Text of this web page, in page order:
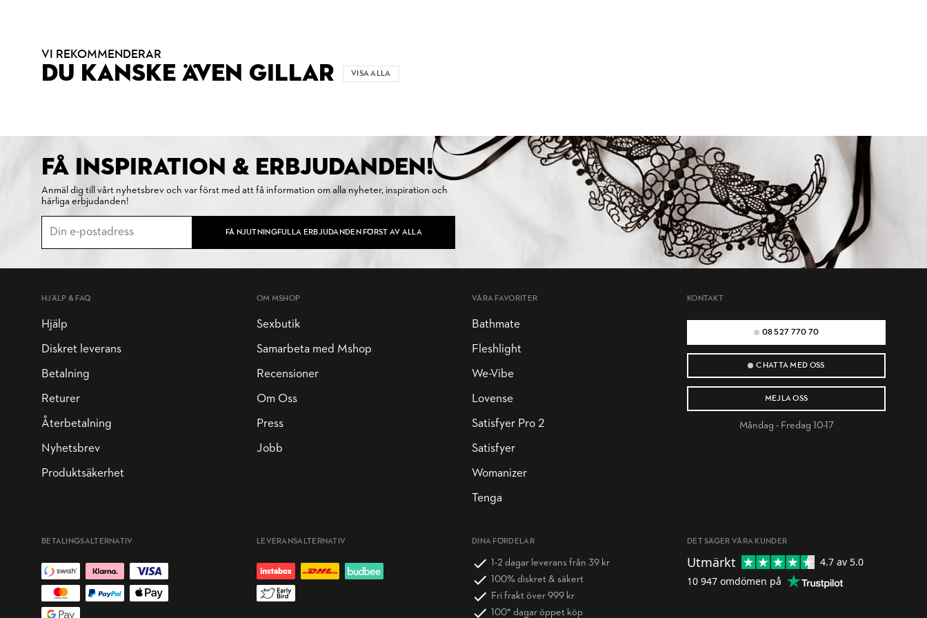
VI REKOMMENDERAR
DU KANSKE ÄVEN GILLAR VISA ALLA
FÅ INSPIRATION & ERBJUDANDEN!
Anmäl dig till vårt nyhetsbrev och var först med att få information om alla nyheter, inspiration och
härliga erbjudanden!
FÅ NJUTNINGFULLA ERBJUDANDEN FÖRST AV ALLA
KONTAKT
08 527 770 70
CHATTA MED OSS
MEJLA OSS
Måndag - Fredag 10-17
HJÄLP & FAQ
Hjälp
Diskret leverans
Betalning
Returer
Återbetalning
Nyhetsbrev
Produktsäkerhet
OM MSHOP
Sexbutik
Samarbeta med Mshop
Recensioner
Om Oss
Press
Jobb
VÅRA FAVORITER
Bathmate
Fleshlight
We-Vibe
Lovense
Satisfyer Pro 2
Satisfyer
Womanizer
Tenga
DINA FÖRDELAR
1-2 dagar leverans från 39 kr
100% diskret & säkert
Fri frakt över 999 kr
100* dagar öppet köp
BETALINGSALTERNATIV LEVERANSALTERNATIV DET SÄGER VÅRA KUNDER
Utmärkt 4.7 av 5.0
10 947 omdömen på